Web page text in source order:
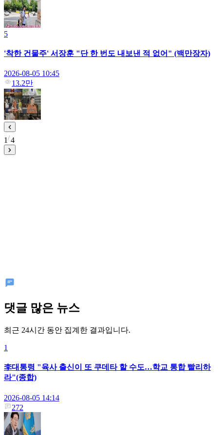
5
'착한 건물주' 서장훈 "단 한 번도 내보낸 적 없어" (백만장자)
2026-08-05 10:45
13.2만
1 4
댓글 많은 뉴스
최근 24시간 동안 집계한 결과입니다.
1
李대통령 "육사 출신이 또 쿠데타 할 수도…학교 통합 빨리하
라"(종합)
2026-08-05 14:14
272